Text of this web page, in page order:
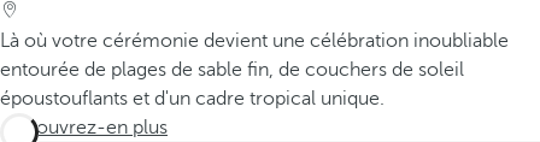
Là où votre cérémonie devient une célébration inoubliable
entourée de plages de sable fin, de couchers de soleil
époustouflants et d'un cadre tropical unique.
Découvrez-en plus